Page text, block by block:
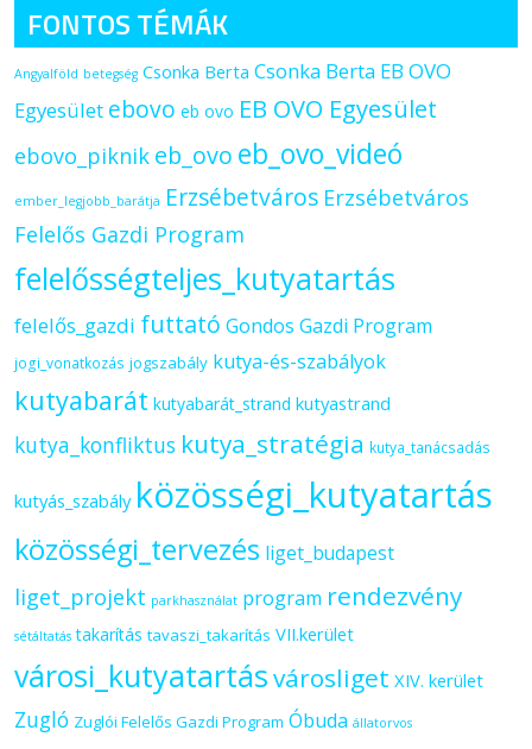
FONTOS TÉMÁK
Angyalföld betegség Csonka Berta Csonka Berta EB OVO
Egyesület ebovo eb ovo EB OVO Egyesület
ebovo_piknik eb_ovo eb_ovo_videó
ember_legjobb_barátja Erzsébetváros Erzsébetváros
Felelős Gazdi Program
felelősségteljes_kutyatartás
felelős_gazdi futtató Gondos Gazdi Program
jogi_vonatkozás jogszabály kutya-és-szabályok
kutyabarát kutyabarát_strand kutyastrand
kutya_konfliktus kutya_stratégia kutya_tanácsadás
kutyás_szabály közösségi_kutyatartás
közösségi_tervezés liget_budapest
liget_projekt parkhasználat program rendezvény
sétáltatás takarítás tavaszi_takarítás VII.kerület
városi_kutyatartásvárosliget XIV. kerület
Zugló Zuglói Felelős Gazdi Program Óbuda állatorvos